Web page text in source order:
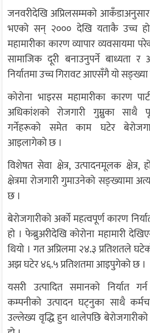
जनवरीदेखि अप्रिलसम्मको आकँडाअनुसार
भएको सन् २००० देखि यताकै उच्च हो
महामारीका कारण व्यापार व्यवसायमा
सामाजिक दूरी बनाउनुपर्ने बाध्यता र
निर्यातमा उच्च गिरावट आएसँगै यो
कोरोना भाइरस महामारीका कारण
अधिकांशको रोजगारी गुम्नुका साथै
गर्नेहरूको समेत काम घटेर
आइलागेको छ ।
विशेषत सेवा क्षेत्र, उत्पादनमूलक क्षेत्र,
क्षेत्रमा रोजगारी गुमाउनेको सङ्ख्यामा
छ ।
बेरोजगारीको अर्को महत्वपूर्ण कारण
हो । फेब्रुअरीदेखि कोरोना महामारी
थियो । गत अप्रिलमा २४.३ प्रतिशतले
अझ घटेर ४६.५ प्रतिशतमा आइपुगेको छ ।
यसरी उत्पादित समानको निर्यात
कम्पनीको उत्पादन घट्नुका साथै
उल्लेख्य वृद्धि हुन थालेपछि बेरोजगारीको